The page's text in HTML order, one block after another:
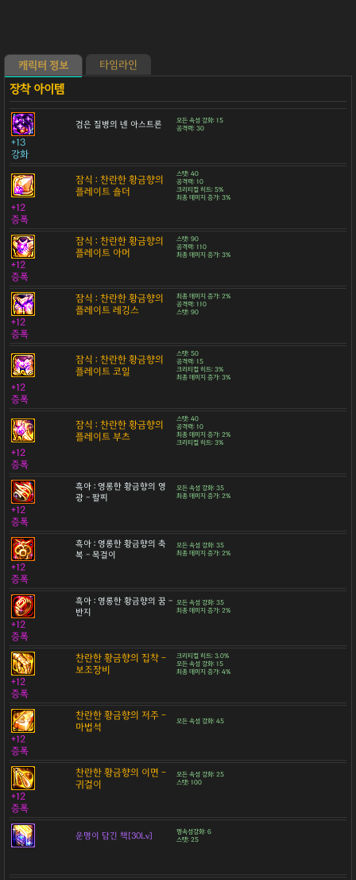
캐릭터 정보 타임라인
검은 질병의 넨 아스트론
모든 속성 강화: 15
공격력: 30
+13
강화
잠식 : 찬란한 황금향의
플레이트 숄더
스탯: 40
공격력: 10
크리티컬 히트: 5%
최종 데미지 증가: 3%
+12
증폭
잠식 : 찬란한 황금향의
플레이트 아머
스탯: 90
공격력: 110
최종 데미지 증가: 3%
+12
증폭
잠식 : 찬란한 황금향의
플레이트 레깅스
최종 데미지 증가: 2%
공격력: 110
스탯: 90
+12
증폭
잠식 : 찬란한 황금향의
플레이트 코일
스탯: 50
공격력: 15
크리티컬 히트: 3%
최종 데미지 증가: 3%
+12
증폭
잠식 : 찬란한 황금향의
플레이트 부츠
스탯: 40
공격력: 10
최종 데미지 증가: 2%
크리티컬 히트: 3%
+12
증폭
흑아 : 영롱한 황금향의 영
광 - 팔찌
모든 속성 강화: 35
최종 데미지 증가: 2%
+12
증폭
흑아 : 영롱한 황금향의 축
복 - 목걸이
모든 속성 강화: 35
최종 데미지 증가: 2%
+12
증폭
흑아 : 영롱한 황금향의 꿈 -
반지
모든 속성 강화: 35
최종 데미지 증가: 2%
+12
증폭
찬란한 황금향의 집착 -
보조장비
크리티컬 히트: 3.0%
모든 속성 강화: 15
최종 데미지 증가: 4%
+12
증폭
찬란한 황금향의 저주 -
마법석
모든 속성 강화: 45
+12
증폭
찬란한 황금향의 이면 -
귀걸이
모든 속성 강화: 25
스탯: 100
+12
증폭
운명이 담긴 책[30Lv]
명속성강화: 6
스탯: 25